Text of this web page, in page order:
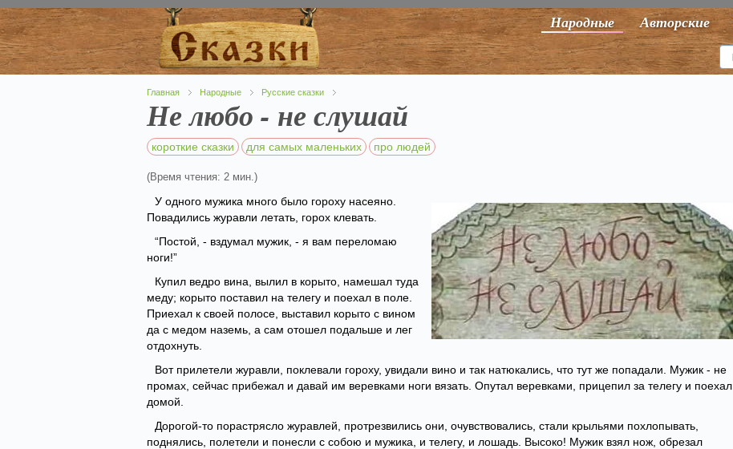
Народные Авторские
Главная Народные Русские сказки
Не любо - не слушай
короткие сказки для самых маленьких про людей
(Время чтения: 2 мин.)
У одного мужика много было гороху насеяно.
Повадились журавли летать, горох клевать.
“Постой, - вздумал мужик, - я вам переломаю
ноги!”
Купил ведро вина, вылил в корыто, намешал туда
меду; корыто поставил на телегу и поехал в поле.
Приехал к своей полосе, выставил корыто с вином
да с медом наземь, а сам отошел подальше и лег
отдохнуть.
Вот прилетели журавли, поклевали гороху, увидали вино и так натюкались, что тут же попадали. Мужик - не
промах, сейчас прибежал и давай им веревками ноги вязать. Опутал веревками, прицепил за телегу и поехал
домой.
Дорогой-то порастрясло журавлей, протрезвились они, очувствовались, стали крыльями похлопывать,
поднялись, полетели и понесли с собою и мужика, и телегу, и лошадь. Высоко! Мужик взял нож, обрезал